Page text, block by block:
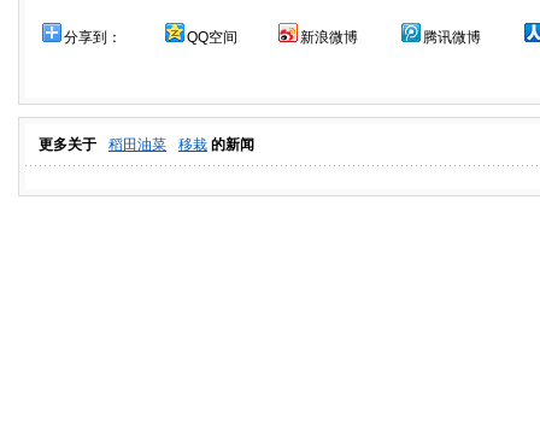
分享到： QQ空间 新浪微博 腾讯微博
更多关于 稻田油菜 移栽 的新闻